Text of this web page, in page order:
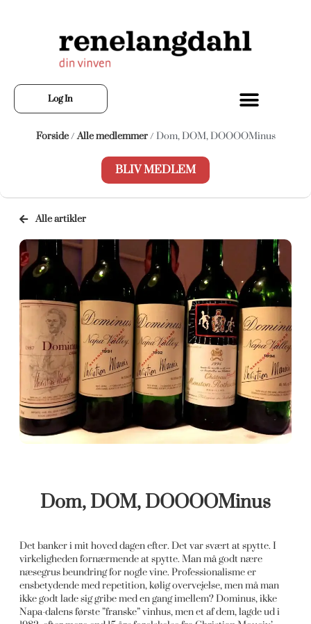
Log In
Forside/Alle medlemmer/ Dom, DOM, DOOOOMinus
BLIV MEDLEM
Alle artikler
Dom, DOM, DOOOOMinus
Det banker i mit hoved dagen efter. Det var svært at spytte. I
virkeligheden fornærmende at spytte. Man må godt nære
næsegrus beundring for nogle vine. Professionalisme er
ensbetydende med repetition, kølig overvejelse, men må man
ikke godt lade sig gribe med en gang imellem? Dominus, ikke
Napa-dalens første ”franske” vinhus, men et af dem, lagde ud i